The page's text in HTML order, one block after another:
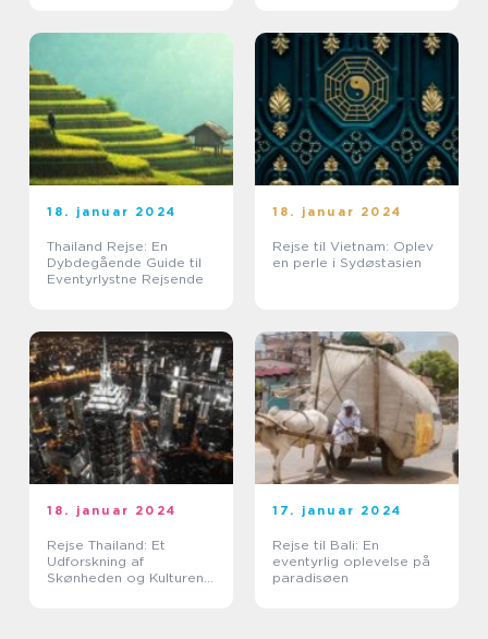
18. januar 2024
Thailand Rejse: En
Dybdegående Guide til
Eventyrlystne Rejsende
18. januar 2024
Rejse til Vietnam: Oplev
en perle i Sydøstasien
18. januar 2024
Rejse Thailand: Et
Udforskning af
Skønheden og Kulturen i
17. januar 2024
Rejse til Bali: En
eventyrlig oplevelse på
paradisøen